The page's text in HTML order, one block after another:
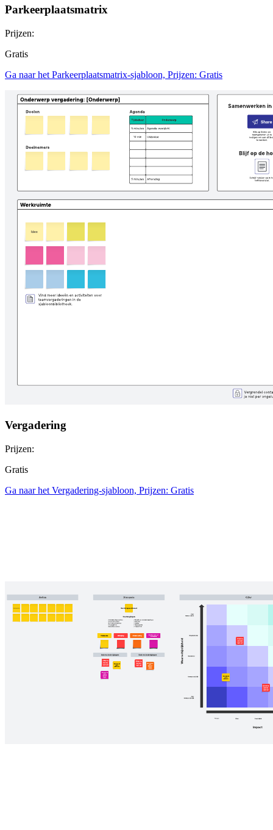
Parkeerplaatsmatrix
Prijzen:
Gratis
Ga naar het Parkeerplaatsmatrix-sjabloon, Prijzen: Gratis
Vergadering
Prijzen:
Gratis
Ga naar het Vergadering-sjabloon, Prijzen: Gratis